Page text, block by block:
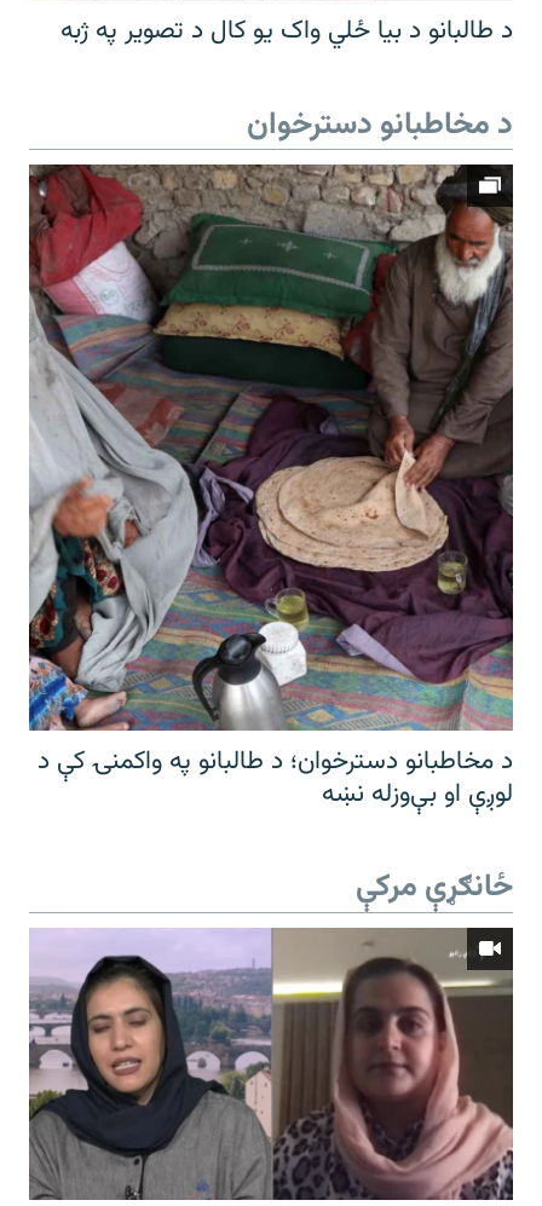
د طالبانو د بیا ځلي واک یو کال د تصویر په ژبه
د مخاطبانو دسترخوان
د مخاطبانو دسترخوان؛ د طالبانو په واکمنۍ کې د
لوږې او بې‌وزله نښه
ځانګړې مرکې